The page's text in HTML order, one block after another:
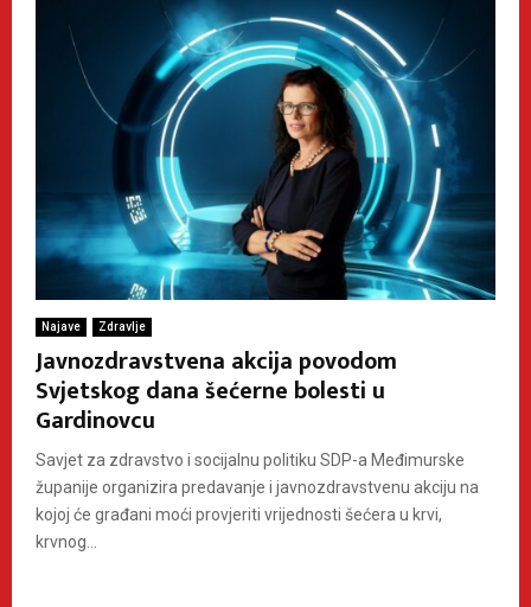
Najave Zdravlje
Javnozdravstvena akcija povodom
Svjetskog dana šećerne bolesti u
Gardinovcu
Savjet za zdravstvo i socijalnu politiku SDP-a Međimurske
županije organizira predavanje i javnozdravstvenu akciju na
kojoj će građani moći provjeriti vrijednosti šećera u krvi,
krvnog...